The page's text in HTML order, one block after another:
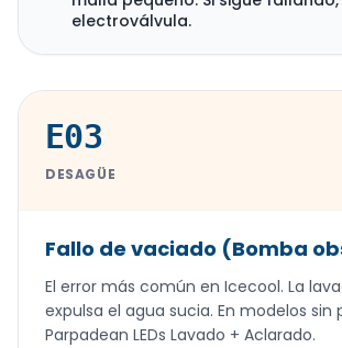
electroválvula.
E03
DESAGÜE
Fallo de vaciado (Bomba
El error más común en Icecool. La
expulsa el agua sucia. En modelos sin
Parpadean LEDs Lavado + Aclarado.